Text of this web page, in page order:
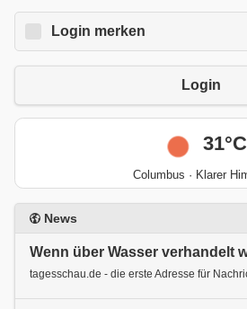
Login merken
Login
31°C
Columbus · Klarer
News
tagesschau.de - die erste Adresse für